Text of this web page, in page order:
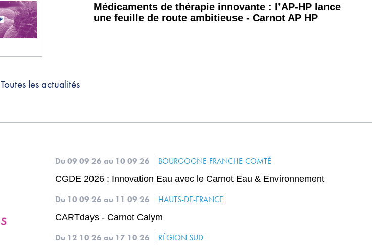
Médicaments de thérapie innovante : l’AP-HP lance
une feuille de route ambitieuse - Carnot AP HP
Toutes les actualités
Du 09 09 26au 10 09 26
BOURGOGNE-FRANCHE-COMTÉ
CGDE 2026 : Innovation Eau avec le Carnot Eau & Environnement
Du 10 09 26au 11 09 26
HAUTS-DE-FRANCE
CARTdays - Carnot Calym
Du 12 10 26au 17 10 26
RÉGION SUD